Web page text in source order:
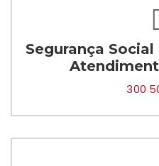
Segurança
300